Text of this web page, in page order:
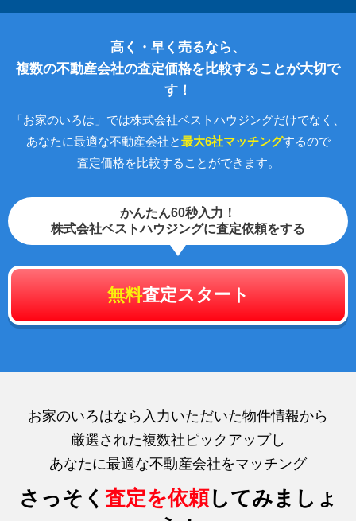
高く・早く売るなら、
複数の不動産会社の査定価格を比較することが大切で
す！
「お家のいろは」では株式会社ベストハウジングだけでなく、
あなたに最適な不動産会社と最大6社マッチングするので
査定価格を比較することができます。
かんたん60秒入力！
株式会社ベストハウジングに査定依頼をする
無料査定スタート
お家のいろはなら入力いただいた物件情報から
厳選された複数社ピックアップし
あなたに最適な不動産会社をマッチング
さっそく 査定を依頼してみましょ